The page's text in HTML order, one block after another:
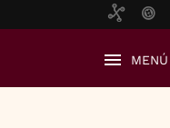
MENÚ